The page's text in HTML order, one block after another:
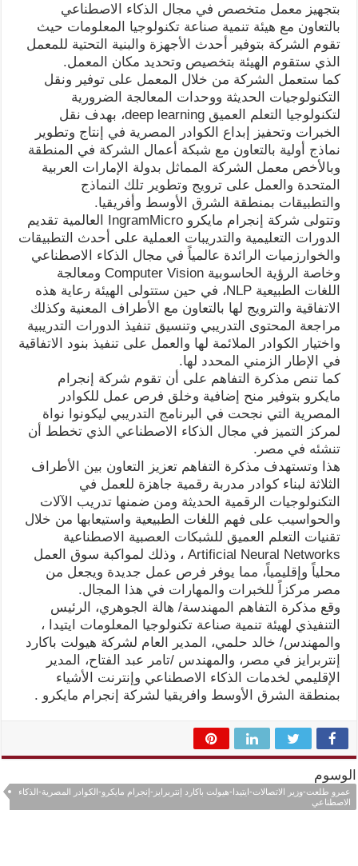
بتجهيز معمل متخصص في مجال الذكاء الاصطناعي
بالتعاون مع هيئة تنمية صناعة تكنولوجيا المعلومات حيث
تقوم الشركة بتوفير أحدث الأجهزة والبنية التحتية للمعمل
الذي ستقوم الهيئة بتخصيص وتحديد مكان المعمل.
كما ستعمل الشركة من خلال المعمل على توفير ونقل
التكنولوجيات الحديثة ووحدات المعالجة الضرورية
لتكنولوجيا التعلم العميق deep learning، بهدف نقل
الخبرات وتحفيز إبداع الكوادر المصرية في إنتاج وتطوير
نماذج أولية بالتعاون مع شبكة أعمال الشركة في المنطقة
وبالأخص معمل الشركة المماثل بدولة الإمارات العربية
المتحدة والعمل على ترويج وتطوير تلك النماذج
والتطبيقات بمنطقة الشرق الأوسط وأفريقيا.
وتتولى شركة إنجرام مايكرو IngramMicro العالمية تقديم
الدورات التعليمية والتدريبات العملية على أحدث التطبيقات
والخوارزميات الرائدة عالمياً في مجال الذكاء الاصطناعي
وخاصة الرؤية الحاسوبية Computer Vision ومعالجة
اللغات الطبيعية NLP، في حين ستتولى الهيئة رعاية هذه
الاتفاقية والترويج لها بالتعاون مع الأطراف المعنية وكذلك
مراجعة المحتوى التدريبي وتنسيق تنفيذ الدورات التدريبية
واختيار الكوادر الملائمة لها والعمل على تنفيذ بنود الاتفاقية
في الإطار الزمني المحدد لها.
كما تنص مذكرة التفاهم على أن تقوم شركة إنجرام
مايكرو بتوفير منح إضافية وخلق فرص عمل للكوادر
المصرية التي نجحت في البرنامج التدريبي ليكونوا نواة
لمركز التميز في مجال الذكاء الاصطناعي الذي تخطط أن
تنشئه في مصر.
هذا وتستهدف مذكرة التفاهم تعزيز التعاون بين الأطراف
الثلاثة لبناء كوادر مدربة رقمية جاهزة للعمل في
التكنولوجيات الرقمية الحديثة ومن ضمنها تدريب الآلات
والحواسيب على فهم اللغات الطبيعية واستيعابها من خلال
تقنيات التعلم العميق للشبكات العصبية الاصطناعية
Artificial Neural Networks ، وذلك لمواكبة سوق العمل
محلياً وإقليمياً، مما يوفر فرص عمل جديدة ويجعل من
مصر مركزاً للخبرات والمهارات في هذا المجال.
وقع مذكرة التفاهم المهندسة/ هالة الجوهري، الرئيس
التنفيذي لهيئة تنمية صناعة تكنولوجيا المعلومات ايتيدا ،
والمهندس/ خالد حلمي، المدير العام لشركة هيولت باكارد
إنتربرايز في مصر، والمهندس /تامر عبد الفتاح، المدير
الإقليمي لخدمات الذكاء الاصطناعي وإنترنت الأشياء
بمنطقة الشرق الأوسط وافريقيا لشركة إنجرام مايكرو .
الوسوم
عمرو طلعت-وزير الاتصالات-ايتيدا-هيولت باكارد إنتربرايز-إنجرام مايكرو-الكوادر المصرية-الذكاء
الاصطناعي